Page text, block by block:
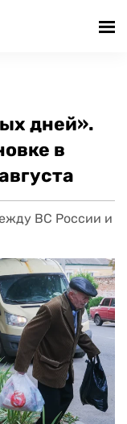
дней».
в
ВС России и